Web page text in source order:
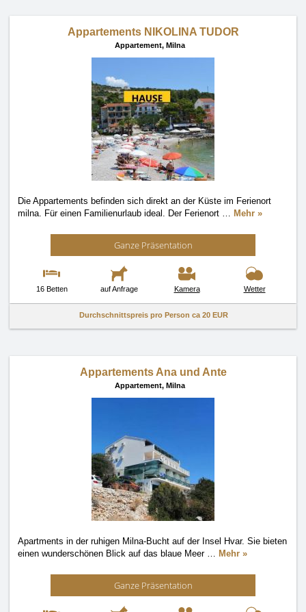
Appartements NIKOLINA TUDOR
Appartement, Milna
Die Appartements befinden sich direkt an der Küste im Ferienort
milna. Für einen Familienurlaub ideal. Der Ferienort … Mehr »
Ganze Präsentation
16 Betten auf Anfrage Kamera Wetter
Durchschnittspreis pro Person ca 20 EUR
Appartements Ana und Ante
Appartement, Milna
Apartments in der ruhigen Milna-Bucht auf der Insel Hvar. Sie bieten
einen wunderschönen Blick auf das blaue Meer … Mehr »
Ganze Präsentation